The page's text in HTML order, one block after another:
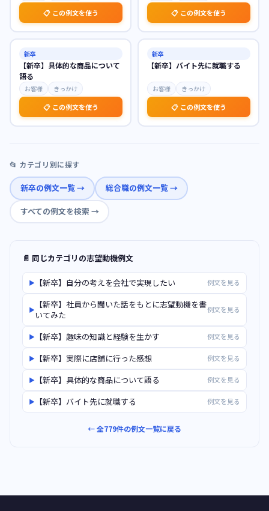
📋 この例文を使う 📋 この例文を使う
新卒
【新卒】具体的な商品について
語る
お客様 きっかけ
📋 この例文を使う
新卒
【新卒】バイト先に就職する
お客様 きっかけ
📋 この例文を使う
📂 カテゴリ別に探す
新卒の例文一覧 → 総合職の例文一覧 →
すべての例文を検索 →
📄 同じカテゴリの志望動機例文
▶ 【新卒】自分の考えを会社で実現したい 例文を見る
▶ 【新卒】社員から聞いた話をもとに志望動機を書
いてみた
例文を見る
▶ 【新卒】趣味の知識と経験を生かす 例文を見る
▶ 【新卒】実際に店舗に行った感想 例文を見る
▶ 【新卒】具体的な商品について語る 例文を見る
▶ 【新卒】バイト先に就職する 例文を見る
← 全779件の例文一覧に戻る